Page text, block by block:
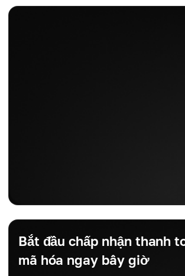
Bắt đầu chấp nhận thanh
mã hóa ngay bây giờ